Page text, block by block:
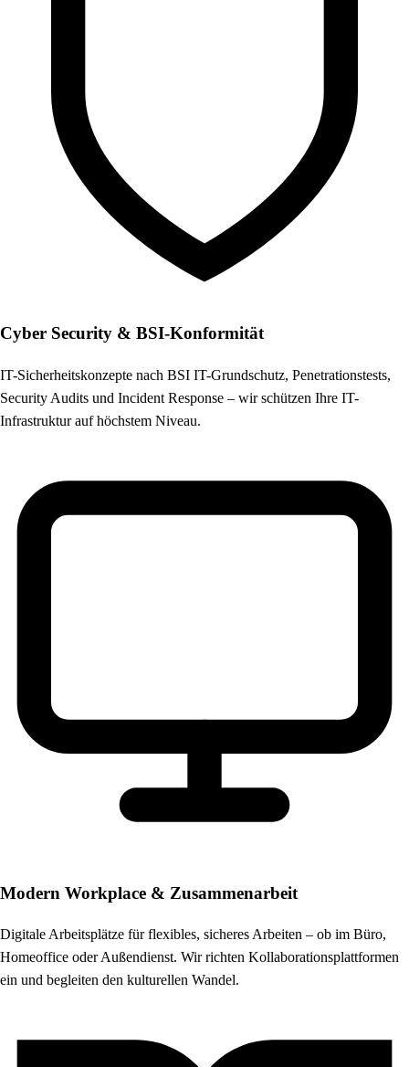
Cyber Security & BSI-Konformität
IT-Sicherheitskonzepte nach BSI IT-Grundschutz, Penetrationstests,
Security Audits und Incident Response – wir schützen Ihre IT-
Infrastruktur auf höchstem Niveau.
Modern Workplace & Zusammenarbeit
Digitale Arbeitsplätze für flexibles, sicheres Arbeiten – ob im Büro,
Homeoffice oder Außendienst. Wir richten Kollaborationsplattformen
ein und begleiten den kulturellen Wandel.